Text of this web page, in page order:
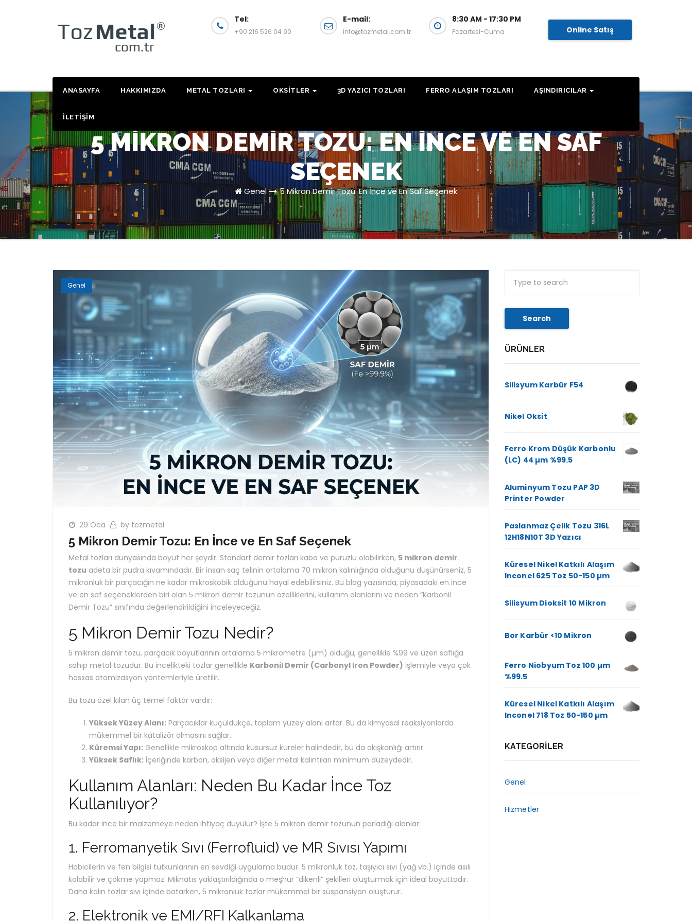
Tel:
+90 216 526 04 90
E-mail:
info@tozmetal.com.tr
8:30 AM - 17:30 PM
Pazartesi-Cuma Online Satış
ANASAYFA HAKKIMIZDA METAL TOZLARI OKSITLER 3D YAZICI TOZLARI FERRO ALAŞIM TOZLARI AŞINDIRICILAR
İLETİŞİM
5 MIKRON DEMIR TOZU: EN İNCE VE EN SAF
SEÇENEK
Genel 5 Mikron Demir Tozu: En İnce ve En Saf Seçenek
Genel
29 Oca by tozmetal
5 Mikron Demir Tozu: En İnce ve En Saf Seçenek
Metal tozları dünyasında boyut her şeydir. Standart demir tozları kaba ve pürüzlü olabilirken, 5 mikron demir
tozu adeta bir pudra kıvamındadır. Bir insan saç telinin ortalama 70 mikron kalınlığında olduğunu düşünürseniz, 5
mikronluk bir parçacığın ne kadar mikroskobik olduğunu hayal edebilirsiniz. Bu blog yazısında, piyasadaki en ince
ve en saf seçeneklerden biri olan 5 mikron demir tozunun özelliklerini, kullanım alanlarını ve neden “Karbonil
Demir Tozu” sınıfında değerlendirildiğini inceleyeceğiz.
5 Mikron Demir Tozu Nedir?
5 mikron demir tozu, parçacık boyutlarının ortalama 5 mikrometre (µm) olduğu, genellikle %99 ve üzeri saflığa
sahip metal tozudur. Bu incelikteki tozlar genellikle Karbonil Demir (Carbonyl Iron Powder) işlemiyle veya çok
hassas atomizasyon yöntemleriyle üretilir.
Bu tozu özel kılan üç temel faktör vardır:
Yüksek Yüzey Alanı: Parçacıklar küçüldükçe, toplam yüzey alanı artar. Bu da kimyasal reaksiyonlarda
mükemmel bir katalizör olmasını sağlar.
Küremsi Yapı: Genellikle mikroskop altında kusursuz küreler halindedir, bu da akışkanlığı artırır.
Yüksek Saflık: İçeriğinde karbon, oksijen veya diğer metal kalıntıları minimum düzeydedir.
Kullanım Alanları: Neden Bu Kadar İnce Toz
Kullanılıyor?
Bu kadar ince bir malzemeye neden ihtiyaç duyulur? İşte 5 mikron demir tozunun parladığı alanlar:
1. Ferromanyetik Sıvı (Ferrofluid) ve MR Sıvısı Yapımı
Hobicilerin ve fen bilgisi tutkunlarının en sevdiği uygulama budur. 5 mikronluk toz, taşıyıcı sıvı (yağ vb.) içinde asılı
kalabilir ve çökme yapmaz. Mıknatıs yaklaştırıldığında o meşhur “dikenli” şekilleri oluşturmak için ideal boyuttadır.
Daha kalın tozlar sıvı içinde batarken, 5 mikronluk tozlar mükemmel bir süspansiyon oluşturur.
2. Elektronik ve EMI/RFI Kalkanlama
Search
ÜRÜNLER
Silisyum Karbür F54
Nikel Oksit
Ferro Krom Düşük Karbonlu
(LC) 44 µm %99.5
Aluminyum Tozu PAP 3D
Printer Powder
Paslanmaz Çelik Tozu 316L
12H18N10T 3D Yazıcı
Küresel Nikel Katkılı Alaşım
Inconel 625 Toz 50-150 µm
Silisyum Dioksit 10 Mikron
Bor Karbür <10 Mikron
Ferro Niobyum Toz 100 µm
%99.5
Küresel Nikel Katkılı Alaşım
Inconel 718 Toz 50-150 µm
KATEGORILER
Genel
Hizmetler